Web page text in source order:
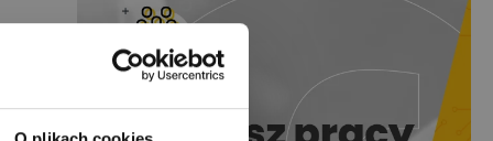
Redakcja
Ekspert ds. prądu Zadaj pytanie
Stelęgowski
Zadaj pytanie